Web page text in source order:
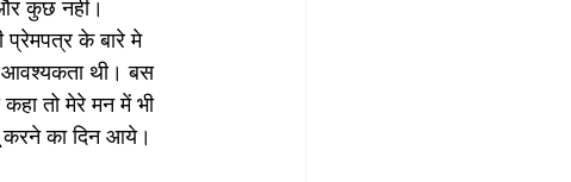
कुछ नहीं।
प्रेमपत्र के बारे मे
आवश्यकता थी। बस
तो मेरे मन में भी
करने का दिन आये।